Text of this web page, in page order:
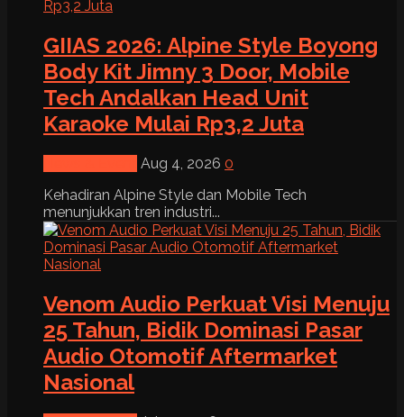
GIIAS 2026: Alpine Style Boyong
Body Kit Jimny 3 Door, Mobile
Tech Andalkan Head Unit
Karaoke Mulai Rp3,2 Juta
Aug 4, 2026 0
Kehadiran Alpine Style dan Mobile Tech
menunjukkan tren industri...
Venom Audio Perkuat Visi Menuju
25 Tahun, Bidik Dominasi Pasar
Audio Otomotif Aftermarket
Nasional